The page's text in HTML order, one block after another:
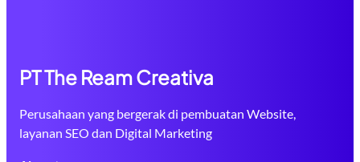
PT The Ream Creativa
Perusahaan yang bergerak di pembuatan Website,
layanan SEO dan Digital Marketing